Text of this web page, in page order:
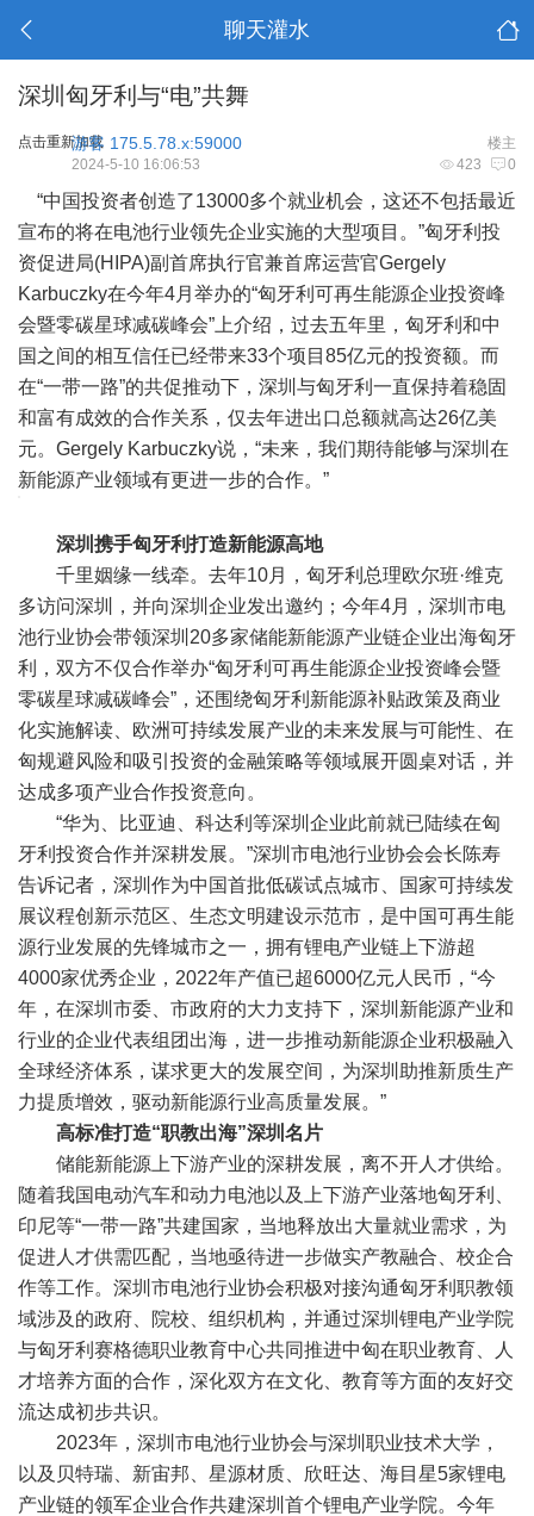
聊天灌水
深圳匈牙利与“电”共舞
点击重新加载 楼主
游客 175.5.78.x:59000
423 0
2024-5-10 16:06:53
“中国投资者创造了13000多个就业机会，这还不包括最近
宣布的将在电池行业领先企业实施的大型项目。”匈牙利投
资促进局(HIPA)副首席执行官兼首席运营官Gergely
Karbuczky在今年4月举办的“匈牙利可再生能源企业投资峰
会暨零碳星球减碳峰会”上介绍，过去五年里，匈牙利和中
国之间的相互信任已经带来33个项目85亿元的投资额。而
在“一带一路”的共促推动下，深圳与匈牙利一直保持着稳固
和富有成效的合作关系，仅去年进出口总额就高达26亿美
元。Gergely Karbuczky说，“未来，我们期待能够与深圳在
新能源产业领域有更进一步的合作。”
深圳携手匈牙利打造新能源高地
千里姻缘一线牵。去年10月，匈牙利总理欧尔班·维克
多访问深圳，并向深圳企业发出邀约；今年4月，深圳市电
池行业协会带领深圳20多家储能新能源产业链企业出海匈牙
利，双方不仅合作举办“匈牙利可再生能源企业投资峰会暨
零碳星球减碳峰会”，还围绕匈牙利新能源补贴政策及商业
化实施解读、欧洲可持续发展产业的未来发展与可能性、在
匈规避风险和吸引投资的金融策略等领域展开圆桌对话，并
达成多项产业合作投资意向。
“华为、比亚迪、科达利等深圳企业此前就已陆续在匈
牙利投资合作并深耕发展。”深圳市电池行业协会会长陈寿
告诉记者，深圳作为中国首批低碳试点城市、国家可持续发
展议程创新示范区、生态文明建设示范市，是中国可再生能
源行业发展的先锋城市之一，拥有锂电产业链上下游超
4000家优秀企业，2022年产值已超6000亿元人民币，“今
年，在深圳市委、市政府的大力支持下，深圳新能源产业和
行业的企业代表组团出海，进一步推动新能源企业积极融入
全球经济体系，谋求更大的发展空间，为深圳助推新质生产
力提质增效，驱动新能源行业高质量发展。”
高标准打造“职教出海”深圳名片
储能新能源上下游产业的深耕发展，离不开人才供给。
随着我国电动汽车和动力电池以及上下游产业落地匈牙利、
印尼等“一带一路”共建国家，当地释放出大量就业需求，为
促进人才供需匹配，当地亟待进一步做实产教融合、校企合
作等工作。深圳市电池行业协会积极对接沟通匈牙利职教领
域涉及的政府、院校、组织机构，并通过深圳锂电产业学院
与匈牙利赛格德职业教育中心共同推进中匈在职业教育、人
才培养方面的合作，深化双方在文化、教育等方面的友好交
流达成初步共识。
2023年，深圳市电池行业协会与深圳职业技术大学，
以及贝特瑞、新宙邦、星源材质、欣旺达、海目星5家锂电
产业链的领军企业合作共建深圳首个锂电产业学院。今年